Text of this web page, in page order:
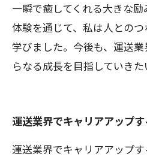
一瞬で癒してくれる大きな
体験を通じて、私は人との
学びました。今後も、運送
らなる成長を目指していきた
運送業界でキャリアアップ
運送業界でキャリアアップ